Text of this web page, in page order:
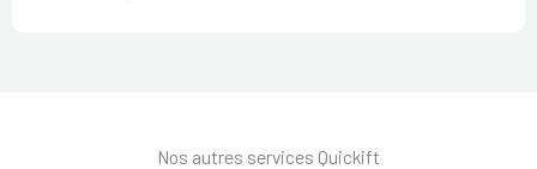
Nos autres services Quickift